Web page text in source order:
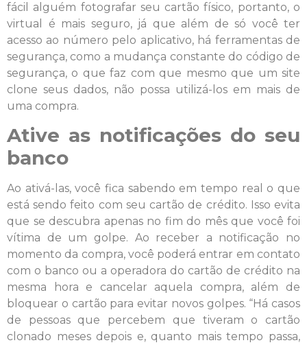
fácil alguém fotografar seu cartão físico, portanto, o
virtual é mais seguro, já que além de só você ter
acesso ao número pelo aplicativo, há ferramentas de
segurança, como a mudança constante do código de
segurança, o que faz com que mesmo que um site
clone seus dados, não possa utilizá-los em mais de
uma compra.
Ative as notificações do seu
banco
Ao ativá-las, você fica sabendo em tempo real o que
está sendo feito com seu cartão de crédito. Isso evita
que se descubra apenas no fim do mês que você foi
vítima de um golpe. Ao receber a notificação no
momento da compra, você poderá entrar em contato
com o banco ou a operadora do cartão de crédito na
mesma hora e cancelar aquela compra, além de
bloquear o cartão para evitar novos golpes. “Há casos
de pessoas que percebem que tiveram o cartão
clonado meses depois e, quanto mais tempo passa,